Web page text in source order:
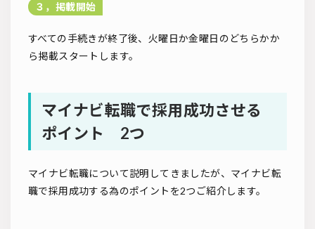
３，掲載開始
すべての手続きが終了後、火曜日か金曜日のどちらかか
ら掲載スタートします。
マイナビ転職で採用成功させる
ポイント 2つ
マイナビ転職について説明してきましたが、マイナビ転
職で採用成功する為のポイントを2つご紹介します。